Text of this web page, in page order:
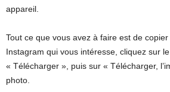
appareil.
Tout ce que vous avez à faire est de copier
Instagram qui vous intéresse, cliquez sur
« Télécharger », puis sur « Télécharger,
photo.